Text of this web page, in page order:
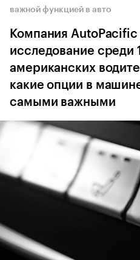
важной функцией в авто
Компания AutoPacific
исследование среди
американских
какие опции в
самыми важными